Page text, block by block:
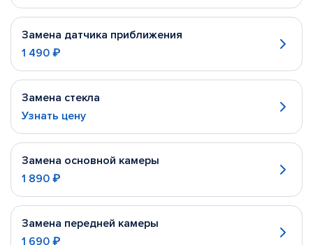
Замена датчика приближения
1 490 ₽
Замена стекла
Узнать цену
Замена основной камеры
1 890 ₽
Замена передней камеры
1 690 ₽